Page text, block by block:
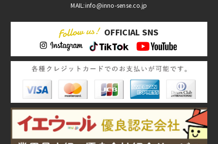
MAIL:info@inno-sense.co.jp
OFFICIAL SNS